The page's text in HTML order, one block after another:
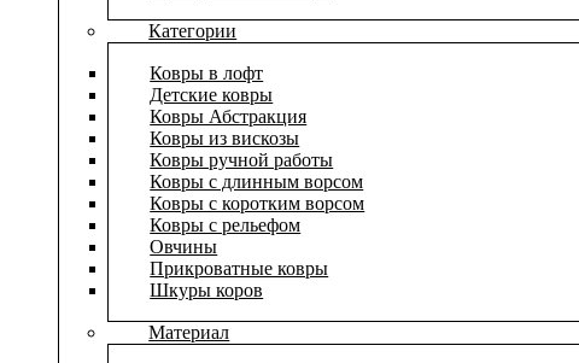
Категории
Ковры в лофт
Детские ковры
Ковры Абстракция
Ковры из вискозы
Ковры ручной работы
Ковры с длинным ворсом
Ковры с коротким ворсом
Ковры с рельефом
Овчины
Прикроватные ковры
Шкуры коров
Материал